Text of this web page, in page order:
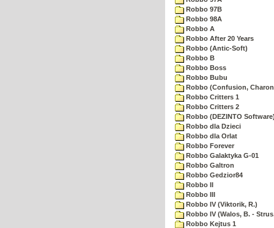
Robbo 97B
Robbo 98A
Robbo A
Robbo After 20 Years
Robbo (Antic-Soft)
Robbo B
Robbo Boss
Robbo Bubu
Robbo (Confusion,
Robbo Critters 1
Robbo Critters 2
Robbo (DEZINTO
Robbo dla Dzieci
Robbo dla Orlat
Robbo Forever
Robbo Galaktyka G-01
Robbo Galtron
Robbo Gedzior84
Robbo II
Robbo III
Robbo IV (Viktorik, R.)
Robbo IV (Walos, B. -
Robbo Kejtus 1